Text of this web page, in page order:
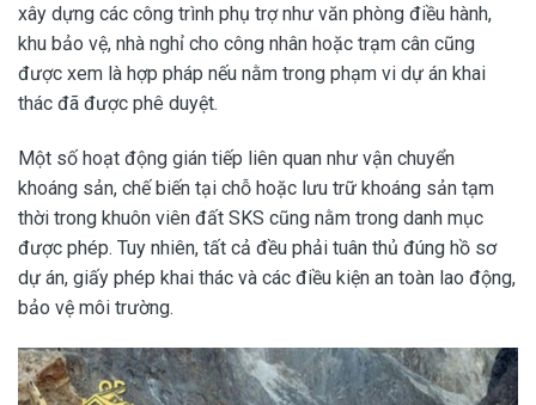
xây dựng các công trình phụ trợ như văn phòng điều hành,
khu bảo vệ, nhà nghỉ cho công nhân hoặc trạm cân cũng
được xem là hợp pháp nếu nằm trong phạm vi dự án khai
thác đã được phê duyệt.
Một số hoạt động gián tiếp liên quan như vận chuyển
khoáng sản, chế biến tại chỗ hoặc lưu trữ khoáng sản tạm
thời trong khuôn viên đất SKS cũng nằm trong danh mục
được phép. Tuy nhiên, tất cả đều phải tuân thủ đúng hồ sơ
dự án, giấy phép khai thác và các điều kiện an toàn lao động,
bảo vệ môi trường.